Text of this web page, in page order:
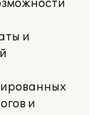
и
и